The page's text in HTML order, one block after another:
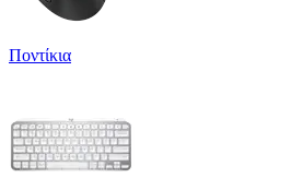
Ποντίκια